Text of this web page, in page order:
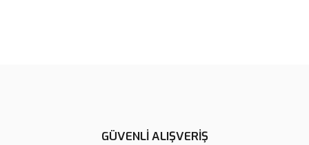
Ürün açıklamasında eksik bilgiler bulunuyor.
GÜVENLİ ALIŞVERİŞ